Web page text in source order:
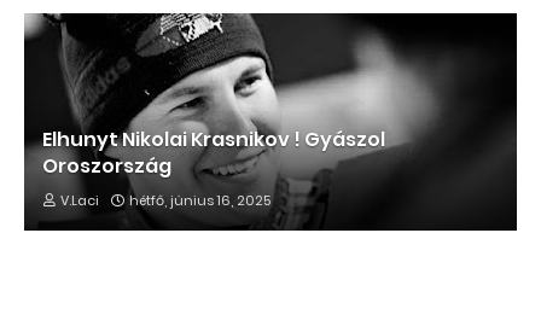
Elhunyt Nikolai Krasnikov ! Gyászol
Oroszország
V.Laci hétfő, június 16, 2025